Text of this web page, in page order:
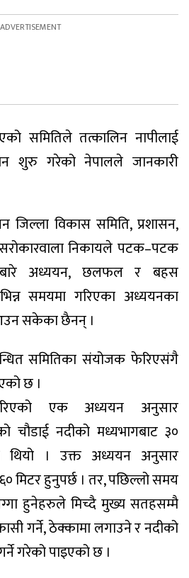
समितिले तत्कालिन नापीलाई
शुरु गरेको नेपालले जानकारी
जिल्ला विकास समिति, प्रशासन,
निकायले पटक–पटक
अध्ययन, छलफल र बहस
समयमा गरिएका अध्ययनका
सकेका छैनन् ।
समितिका संयोजक फेरिएसंगै
छ ।
एक अध्ययन अनुसार
चौडाई नदीको मध्यभागबाट ३०
थियो । उक्त अध्ययन अनुसार
मिटर हुनुपर्छ । तर, पछिल्लो समय
हुनेहरुले मिच्दै मुख्य सतहसम्मै
गर्ने, ठेक्कामा लगाउने र नदीको
गरेको पाइएको छ ।